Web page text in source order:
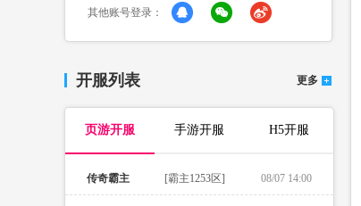
其他账号登录：
开服列表 更多
页游开服 手游开服 H5开服
传奇霸主 [霸主1253区] 08/07 14:00